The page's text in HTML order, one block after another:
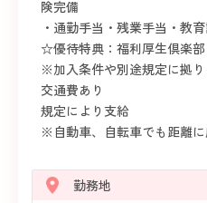
険完備
・通勤手当・残業手当・教
☆優待特典：福利厚生倶楽
※加入条件や別途規定に拠り
交通費あり
規定により支給
※自動車、自転車でも距離に
勤務地